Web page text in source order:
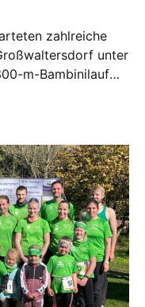
zahlreiche
unter
600-m-Kinderlauf